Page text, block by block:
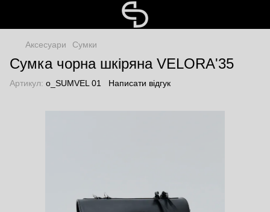
Аксесуари Сумки
Сумка чорна шкіряна VELORA'35
Артикул: o_SUMVEL 01 Написати відгук